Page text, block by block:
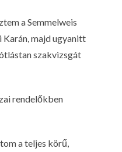
a Semmelweis
majd ugyanitt
szakvizsgát
rendelőkben
a teljes körű,